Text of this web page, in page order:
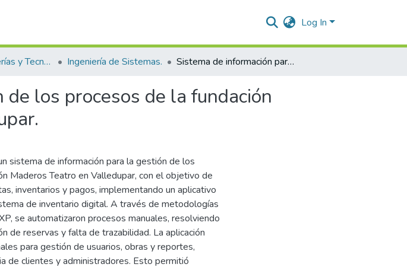
Log In
Facultad Ingenierías y Tecnologías Ingeniería de Sistemas. Sistema de información para la gestión de los procesos de la fundación maderos teatro en la ciudad de Valledupar.
los procesos de la fundación
sistema de información para la gestión de los
Maderos Teatro en Valledupar, con el objetivo de
inventarios y pagos, implementando un aplicativo
de inventario digital. A través de metodologías
se automatizaron procesos manuales, resolviendo
de reservas y falta de trazabilidad. La aplicación
para gestión de usuarios, obras y reportes,
de clientes y administradores. Esto permitió